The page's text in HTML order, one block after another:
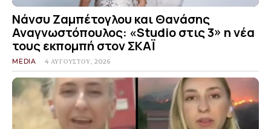
Νάνσυ Ζαμπέτογλου και Θανάσης
Αναγνωστόπουλος: «Studio στις 3» η νέα
τους εκπομπή στον ΣΚΑΪ
MEDIA 4 ΑΥΓΟΎΣΤΟΥ, 2026